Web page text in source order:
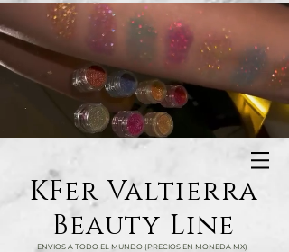
KFer Valtierra
Beauty Line
ENVIOS A TODO EL MUNDO (PRECIOS EN MONEDA MX)